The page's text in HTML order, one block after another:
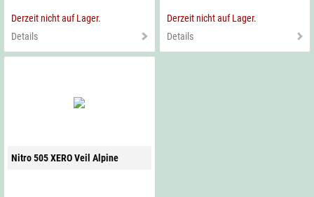
Derzeit nicht auf Lager.
Details
Derzeit nicht auf Lager.
Details
Nitro 505 XERO Veil Alpine